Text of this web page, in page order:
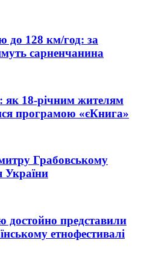
до 128 км/год: за
сарненчанина
як 18-річним жителям
програмою «єКнига»
Грабовському
України
достойно представили
етнофестивалі